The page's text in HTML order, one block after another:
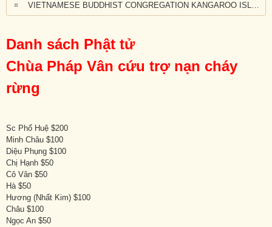
VIETNAMESE BUDDHIST CONGREGATION KANGAROO ISLAND VISIT
Danh sách Phật tử
Chùa Pháp Vân cứu trợ nạn cháy
rừng
Sc Phổ Huệ $200
Minh Châu $100
Diệu Phụng $100
Chị Hạnh $50
Cô Vân $50
Hà $50
Hương (Nhất Kim) $100
Châu $100
Ngọc An $50